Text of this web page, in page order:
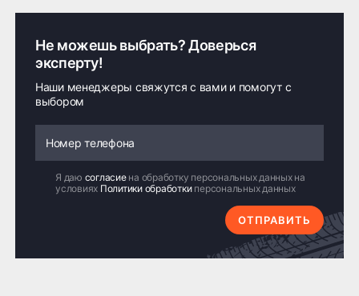
Не можешь выбрать? Доверься
эксперту!
Наши менеджеры свяжутся с вами и помогут с
выбором
Я даю согласие на обработку персональных данных на
условиях Политики обработки персональных данных
ОТПРАВИТЬ